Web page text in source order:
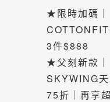
★限時加碼｜
3件$888
★父刻新款｜
SKYWING
75折｜再享